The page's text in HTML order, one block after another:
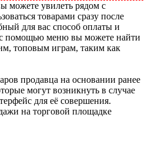
можете увилеть рядом с
товарами сразу после
для вас способ оплаты и
с помощью меню вы можете найти
топовым играм, таким как
продавца на основании ранее
могут возникнуть в случае
для её совершения.
на торговой площадке